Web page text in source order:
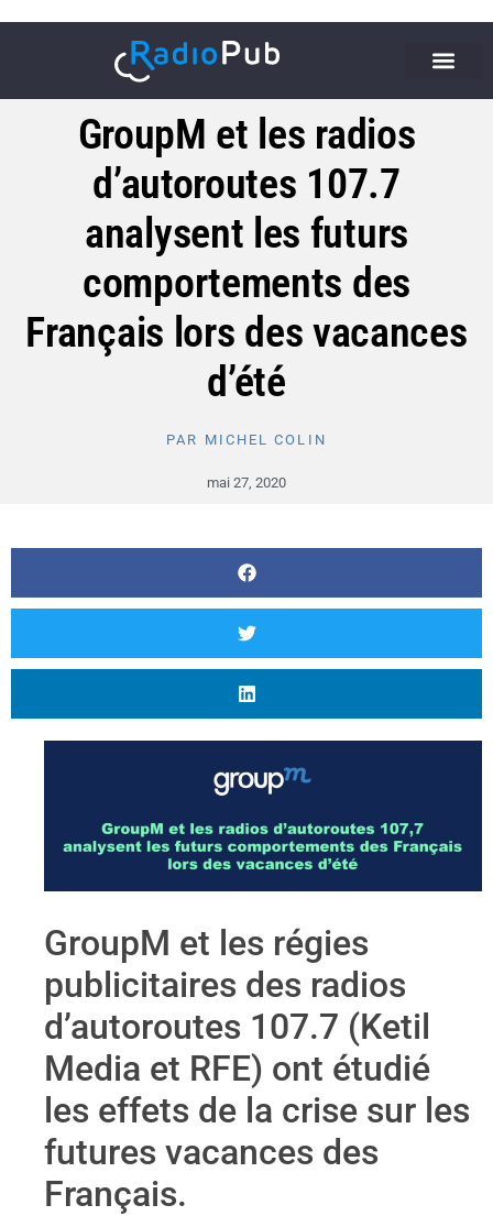
GroupM et les radios
d’autoroutes 107.7
analysent les futurs
comportements des
Français lors des vacances
d’été
PAR MICHEL COLIN
mai 27, 2020
GroupM et les régies
publicitaires des radios
d’autoroutes 107.7 (Ketil
Media et RFE) ont étudié
les effets de la crise sur les
futures vacances des
Français.